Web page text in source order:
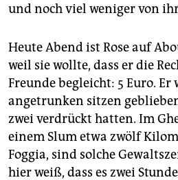
und noch viel weniger von
Heute Abend ist Rose auf
weil sie wollte, dass er die
Freunde begleicht: 5 Euro.
angetrunken sitzen
zwei verdrückt hatten. Im
einem Slum etwa zwölf
Foggia, sind solche
hier weiß, dass es zwei